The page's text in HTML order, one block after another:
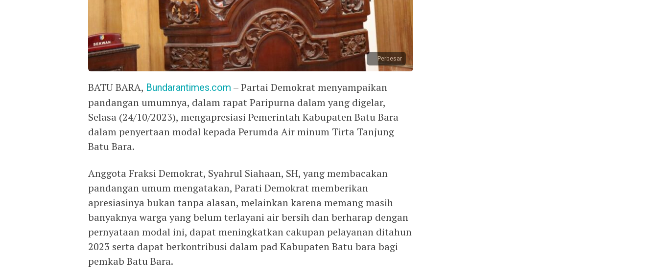
Perbesar
BATU BARA, Bundarantimes.com – Partai Demokrat menyampaikan
pandangan umumnya, dalam rapat Paripurna dalam yang digelar,
Selasa (24/10/2023), mengapresiasi Pemerintah Kabupaten Batu Bara
dalam penyertaan modal kepada Perumda Air minum Tirta Tanjung
Batu Bara.
Anggota Fraksi Demokrat, Syahrul Siahaan, SH, yang membacakan
pandangan umum mengatakan, Parati Demokrat memberikan
apresiasinya bukan tanpa alasan, melainkan karena memang masih
banyaknya warga yang belum terlayani air bersih dan berharap dengan
pernyataan modal ini, dapat meningkatkan cakupan pelayanan ditahun
2023 serta dapat berkontribusi dalam pad Kabupaten Batu bara bagi
pemkab Batu Bara.